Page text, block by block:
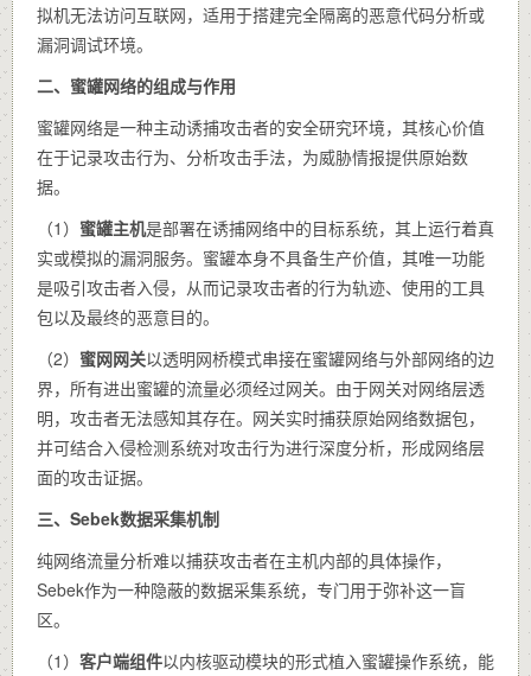
拟机无法访问互联网，适用于搭建完全隔离的恶意代码分析或
漏洞调试环境。
二、蜜罐网络的组成与作用
蜜罐网络是一种主动诱捕攻击者的安全研究环境，其核心价值
在于记录攻击行为、分析攻击手法，为威胁情报提供原始数
据。
（1） 蜜罐主机是部署在诱捕网络中的目标系统，其上运行着真
实或模拟的漏洞服务。蜜罐本身不具备生产价值，其唯一功能
是吸引攻击者入侵，从而记录攻击者的行为轨迹、使用的工具
包以及最终的恶意目的。
（2） 蜜网网关以透明网桥模式串接在蜜罐网络与外部网络的边
界，所有进出蜜罐的流量必须经过网关。由于网关对网络层透
明，攻击者无法感知其存在。网关实时捕获原始网络数据包，
并可结合入侵检测系统对攻击行为进行深度分析，形成网络层
面的攻击证据。
三、Sebek数据采集机制
纯网络流量分析难以捕获攻击者在主机内部的具体操作，
Sebek作为一种隐蔽的数据采集系统，专门用于弥补这一盲
区。
（1） 客户端组件以内核驱动模块的形式植入蜜罐操作系统，能